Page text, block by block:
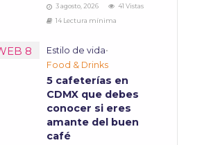
3 agosto, 2026
41 Vistas
14 Lectura mínima
Estilo de vida•
Food & Drinks
5 cafeterías en
CDMX que debes
conocer si eres
amante del buen
café